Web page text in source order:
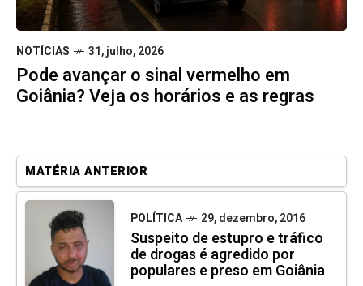
NOTÍCIAS 31, julho, 2026
Pode avançar o sinal vermelho em
Goiânia? Veja os horários e as regras
MATÉRIA ANTERIOR
POLÍTICA 29, dezembro, 2016
Suspeito de estupro e tráfico
de drogas é agredido por
populares e preso em Goiânia